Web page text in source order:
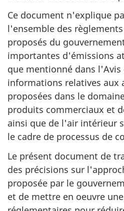
Ce document n'explique
l'ensemble des
proposés du
importantes d'émissions
que mentionné dans
informations relatives aux
proposées dans le
produits commerciaux et
ainsi que de l'air intérieur
le cadre de processus de
Le présent document de
des précisions sur
proposée par le
et de mettre en oeuvre